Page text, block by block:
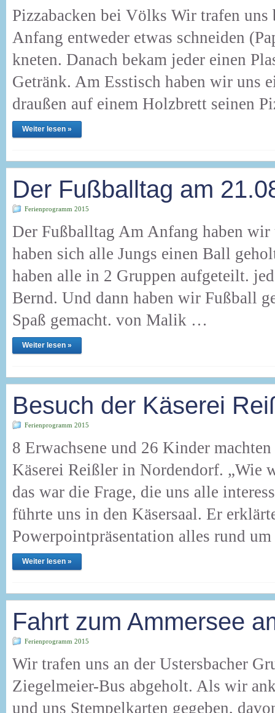
Pizzabacken bei Völks Wir trafen
Anfang entweder etwas schneiden
kneten. Danach bekam jeder einen
Getränk. Am Esstisch haben wir uns
draußen auf einem Holzbrett seinen
Weiter lesen »
Der Fußballtag am
Ferienprogramm 2015
Der Fußballtag Am Anfang haben
haben sich alle Jungs einen Ball
haben alle in 2 Gruppen aufgeteilt.
Bernd. Und dann haben wir Fußball
Spaß gemacht. von Malik …
Weiter lesen »
Besuch der Käserei
Ferienprogramm 2015
8 Erwachsene und 26 Kinder
Käserei Reißler in Nordendorf. „Wie
das war die Frage, die uns alle
führte uns in den Käsersaal. Er
Powerpointpräsentation alles rund
Weiter lesen »
Fahrt zum Ammersee
Ferienprogramm 2015
Wir trafen uns an der Ustersbacher
Ziegelmeier-Bus abgeholt. Als wir
und uns Stempelkarten gegeben,